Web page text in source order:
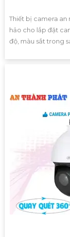
Thiết bị camera an
hảo cho lắp đặt
độ, màu sắt trong